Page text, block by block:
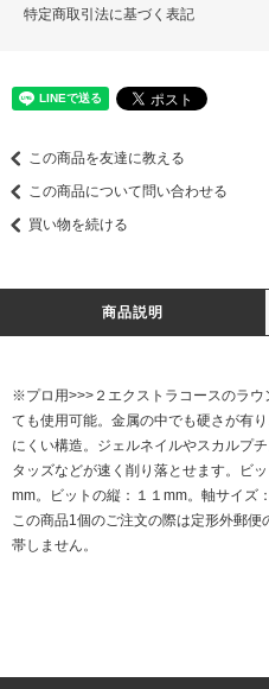
特定商取引法に基づく表記
この商品を友達に教える
この商品について問い合わせる
買い物を続ける
商品説明
※プロ用>>>２エクストラコースのラウ
ても使用可能。金属の中でも硬さが有
にくい構造。ジェルネイルやスカルプ
タッズなどが速く削り落とせます。ビ
mm。ビットの縦：１１mm。軸サイズ
この商品1個のご注文の際は定形外郵
帯しません。